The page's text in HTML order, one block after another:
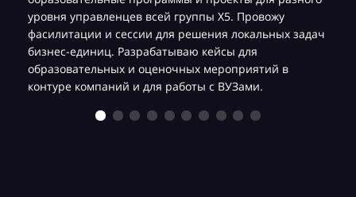
уровня управленцев всей группы Х5. Провожу
фасилитации и сессии для решения локальных задач
бизнес-единиц. Разрабатываю кейсы для
образовательных и оценочных мероприятий в
контуре компаний и для работы с ВУЗами.